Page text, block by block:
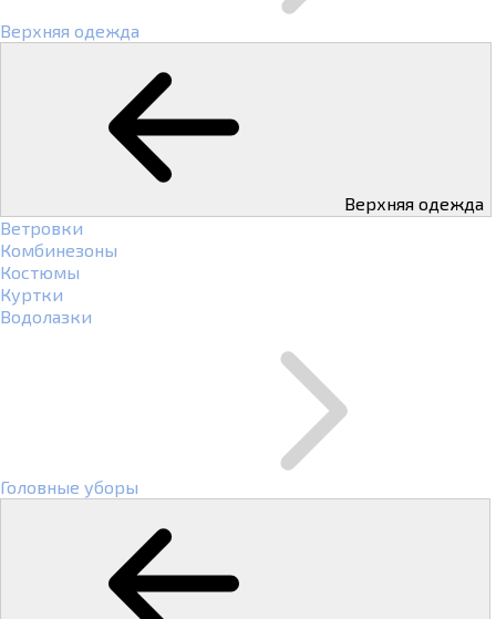
Верхняя одежда
Верхняя одежда
Ветровки
Комбинезоны
Костюмы
Куртки
Водолазки
Головные уборы